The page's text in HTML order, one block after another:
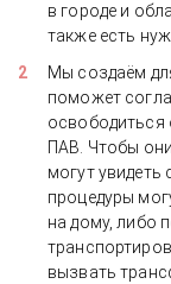
в городе и
также есть
Мы создаём
поможет
освободиться
ПАВ. Чтобы
могут увидеть
процедуры
на дому, либо
вызвать